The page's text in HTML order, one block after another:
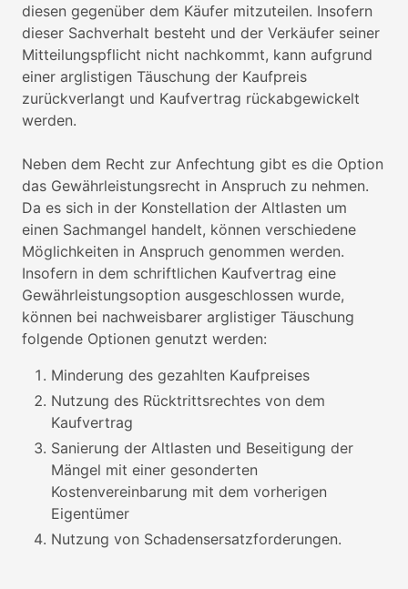
diesen gegenüber dem Käufer mitzuteilen. Insofern
dieser Sachverhalt besteht und der Verkäufer seiner
Mitteilungspflicht nicht nachkommt, kann aufgrund
einer arglistigen Täuschung der Kaufpreis
zurückverlangt und Kaufvertrag rückabgewickelt
werden.
Neben dem Recht zur Anfechtung gibt es die Option
das Gewährleistungsrecht in Anspruch zu nehmen.
Da es sich in der Konstellation der Altlasten um
einen Sachmangel handelt, können verschiedene
Möglichkeiten in Anspruch genommen werden.
Insofern in dem schriftlichen Kaufvertrag eine
Gewährleistungsoption ausgeschlossen wurde,
können bei nachweisbarer arglistiger Täuschung
folgende Optionen genutzt werden:
Minderung des gezahlten Kaufpreises
Nutzung des Rücktrittsrechtes von dem
Kaufvertrag
Sanierung der Altlasten und Beseitigung der
Mängel mit einer gesonderten
Kostenvereinbarung mit dem vorherigen
Eigentümer
Nutzung von Schadensersatzforderungen.